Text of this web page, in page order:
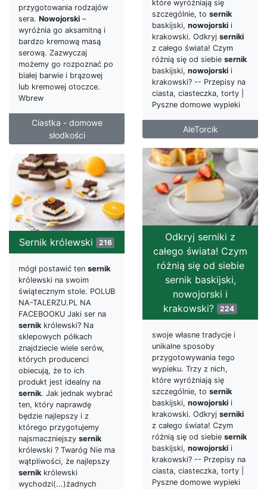
przygotowania rodzajów
sera. Nowojorski –
wyróżnia go aksamitną i
bardzo kremową masą
serową. Zazwyczaj
możemy go rozpoznać po
białej barwie i brązowej
lub kremowej otoczce.
Wbrew
Ciastka - domowe
słodkości
które wyróżniają się
szczególnie, to sernik
baskijski, nowojorski i
krakowski. Odkryj serniki
z całego świata! Czym
różnią się od siebie sernik
baskijski, nowojorski i
krakowski? -- Przepisy na
ciasta, ciasteczka, torty |
Pyszne domowe wypieki
AleTorcik
Odkryj serniki z
całego świata! Czym
różnią się od siebie
sernik baskijski,
nowojorski i
krakowski? 224
swoje własne tradycje i
unikalne sposoby
przygotowywania tego
wypieku. Trzy z nich,
które wyróżniają się
szczególnie, to sernik
baskijski, nowojorski i
krakowski. Odkryj serniki
z całego świata! Czym
różnią się od siebie sernik
baskijski, nowojorski i
krakowski? -- Przepisy na
ciasta, ciasteczka, torty |
Pyszne domowe wypieki
Sernik królewski 216
mógł postawić ten sernik
królewski na swoim
świątecznym stole. POLUB
NA-TALERZU.PL NA
FACEBOOKU Jaki ser na
sernik królewski? Na
sklepowych półkach
znajdziecie wiele serów,
których producenci
obiecują, że to ich
produkt jest idealny na
sernik. Jak jednak wybrać
ten, który naprawdę
będzie najlepszy i z
którego przygotujemy
najsmaczniejszy sernik
królewski ? Twaróg Nie ma
wątpliwości, że najlepszy
sernik królewski
wychodzi(...)żadnych